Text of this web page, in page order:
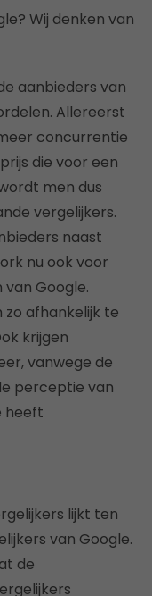
Wij denken van
aanbieders van
Allereerst
concurrentie
die voor een
men dus
vergelijkers.
naast
nu ook voor
Google.
afhankelijk te
krijgen
vanwege de
perceptie van
heeft
lijkt ten
van Google.
de